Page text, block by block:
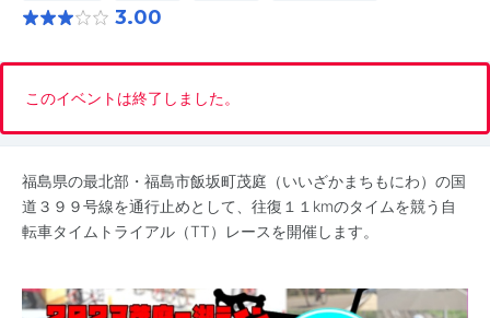
3.00
このイベントは終了しました。
福島県の最北部・福島市飯坂町茂庭（いいざかまちもにわ）の国
道３９９号線を通行止めとして、往復１１kmのタイムを競う自
転車タイムトライアル（TT）レースを開催します。